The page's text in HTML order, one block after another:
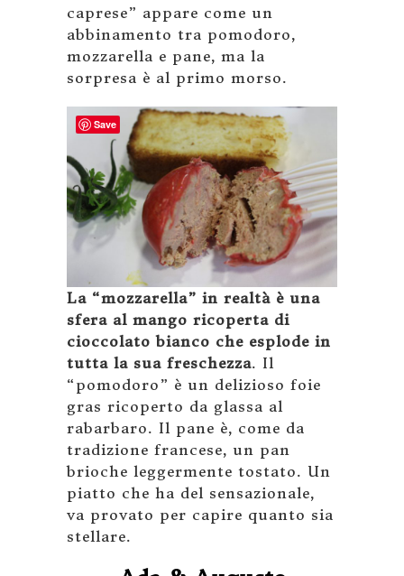
caprese” appare come un
abbinamento tra pomodoro,
mozzarella e pane, ma la
sorpresa è al primo morso.
La “mozzarella” in realtà è una
sfera al mango ricoperta di
cioccolato bianco che esplode in
tutta la sua freschezza. Il
“pomodoro” è un delizioso foie
gras ricoperto da glassa al
rabarbaro. Il pane è, come da
tradizione francese, un pan
brioche leggermente tostato. Un
piatto che ha del sensazionale,
va provato per capire quanto sia
stellare.
Save